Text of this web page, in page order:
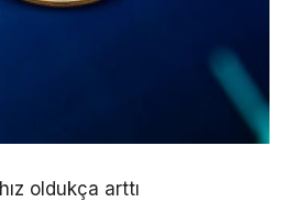
oldukça arttı